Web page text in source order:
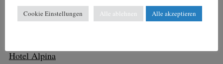
Hotel Alpina
Cookie Einstellungen Alle ablehnen Alle akzeptieren